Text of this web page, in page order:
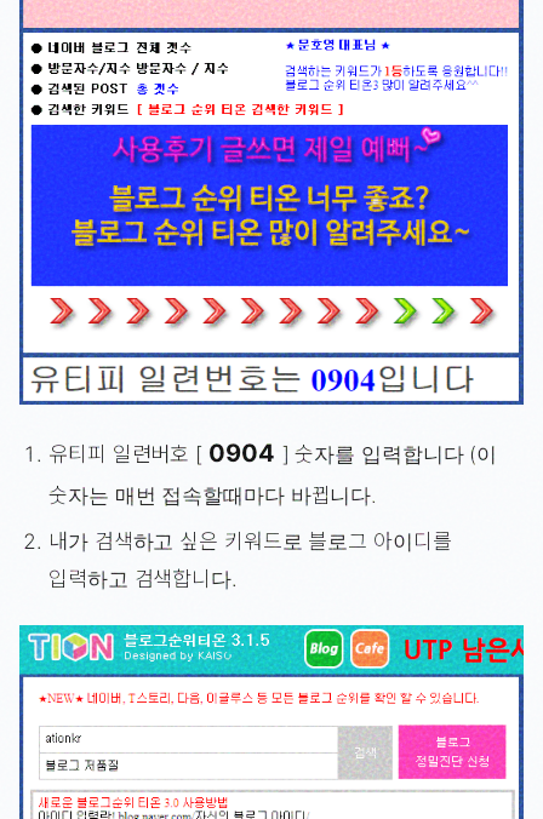
유티피 일련버호 [ 0904 ] 숫자를 입력합니다 (이
숫자는 매번 접속할때마다 바뀝니다.
내가 검색하고 싶은 키워드로 블로그 아이디를
입력하고 검색합니다.